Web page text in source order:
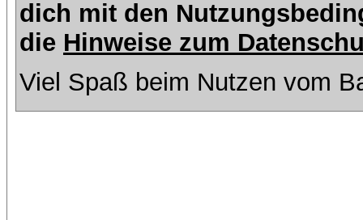
dich mit den
die Hinweise zum
Viel Spaß beim Nutzen vom